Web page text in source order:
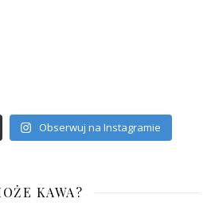
Obserwuj na Instagramie
KAWA?